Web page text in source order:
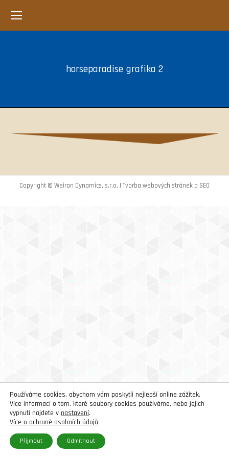
horseparadise grafika 2
Copyright © Weiron Dynamics, s.r.o. | Tvorba webových stránek a SEO
Používáme cookies, abychom vám poskytli nejlepší online zážitek.
Více informací o tom, které soubory cookies používáme, nebo jejich
vypnutí najdete v nastavení.
Více o ochraně osobních údajů
Přijmout Odmítnout